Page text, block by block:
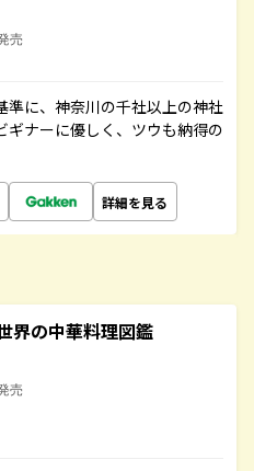
売
準に、神奈川の千社以上の神社
ナーに優しく、ツウも納得の
詳細を見る
の中華料理図鑑
売